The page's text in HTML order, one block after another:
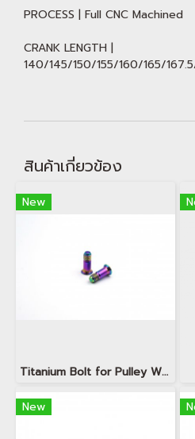
PROCESS | Full CNC Machined
CRANK LENGTH |
140/145/150/155/160/165/
สินค้าเกี่ยวข้อง
New
Titanium Bolt for Pulley Wheels
New